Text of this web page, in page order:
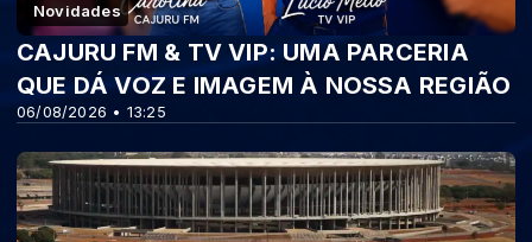
Novidades
06/08/2026 • 13:25
CAJURU FM & TV VIP: UMA PARCERIA
QUE DÁ VOZ E IMAGEM À NOSSA REGIÃO